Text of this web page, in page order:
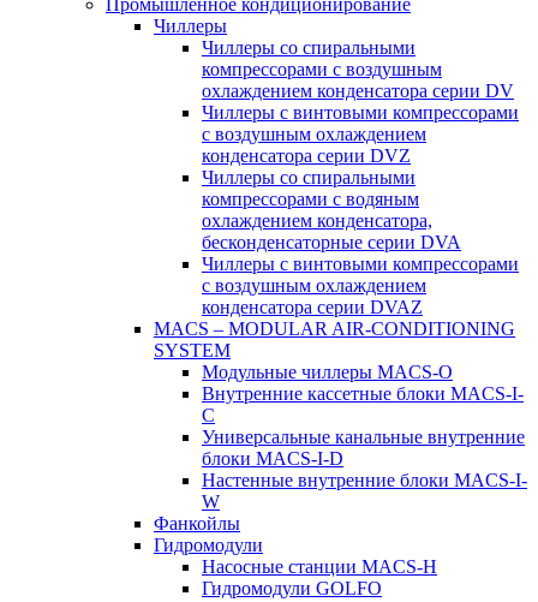
Промышленное кондиционирование
Чиллеры
Чиллеры со спиральными
компрессорами с воздушным
охлаждением конденсатора серии DV
Чиллеры с винтовыми компрессорами
с воздушным охлаждением
конденсатора серии DVZ
Чиллеры со спиральными
компрессорами с водяным
охлаждением конденсатора,
бесконденсаторные серии DVA
Чиллеры с винтовыми компрессорами
с воздушным охлаждением
конденсатора серии DVAZ
MACS – MODULAR AIR-CONDITIONING
SYSTEM
Модульные чиллеры MACS-O
Внутренние кассетные блоки MACS-I-
C
Универсальные канальные внутренние
блоки MACS-I-D
Настенные внутренние блоки MACS-I-
W
Фанкойлы
Гидромодули
Насосные станции MACS-H
Гидромодули GOLFO